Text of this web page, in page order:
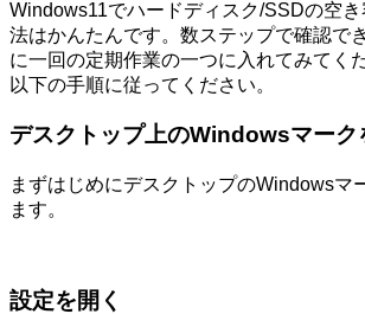
Windows11でハードディスク/SSDの空
法はかんたんです。数ステップで確認で
に一回の定期作業の一つに入れてみてく
以下の手順に従ってください。
デスクトップ上のWindowsマーク
まずはじめにデスクトップのWindowsマ
ます。
設定を開く